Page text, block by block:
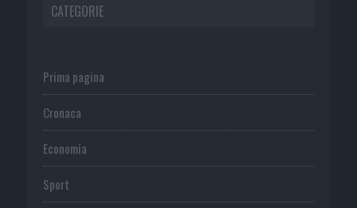
CATEGORIE
Prima pagina
Cronaca
Economia
Sport